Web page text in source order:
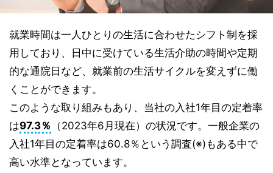
就業時間は一人ひとりの生活に合わせたシフト制を採
用しており、日中に受けている生活介助の時間や定期
的な通院日など、就業前の生活サイクルを変えずに働
くことができます。
このような取り組みもあり、当社の入社1年目の定着率
は97.3％ （2023年6月現在）の状況です。一般企業の
入社1年目の定着率は60.8％という調査(※)もある中で
高い水準となっています。